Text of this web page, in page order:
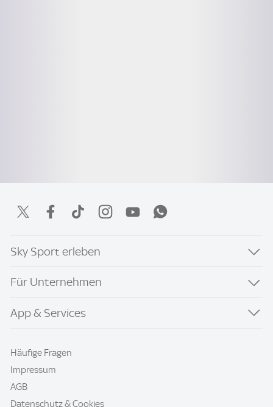
Sky Sport erleben
Für Unternehmen
App & Services
Häufige Fragen
Impressum
AGB
Datenschutz & Cookies